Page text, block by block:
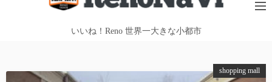
ス
いいね！Reno 世界一大きな小都市
shopping mall